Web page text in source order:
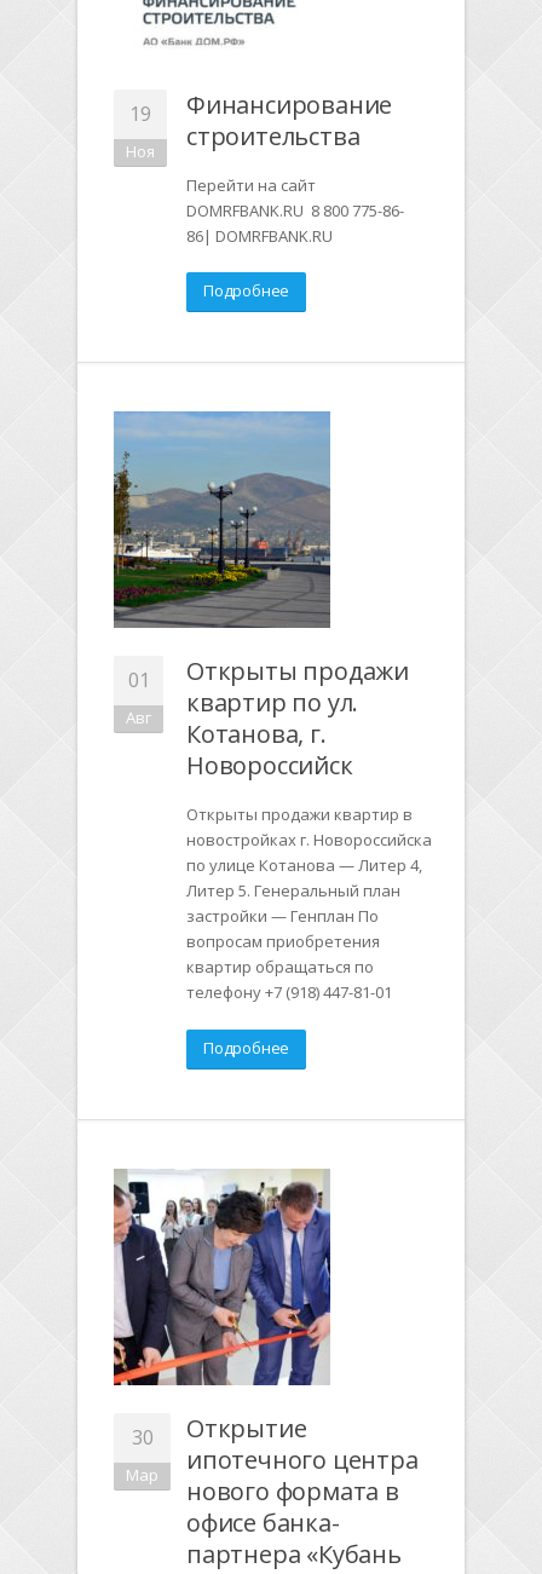
19
Ноя
Финансирование
строительства
Перейти на сайт
DOMRFBANK.RU 8 800 775-86-
86| DOMRFBANK.RU
Подробнее
01
Авг
Открыты продажи
квартир по ул.
Котанова, г.
Новороссийск
Открыты продажи квартир в
новостройках г. Новороссийска
по улице Котанова — Литер 4,
Литер 5. Генеральный план
застройки — Генплан По
вопросам приобретения
квартир обращаться по
телефону +7 (918) 447-81-01
Подробнее
30
Мар
Открытие
ипотечного центра
нового формата в
офисе банка-
партнера «Кубань